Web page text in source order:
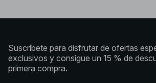
Suscríbete para disfrutar de ofertas
exclusivos y consigue un 15 % de
primera compra.